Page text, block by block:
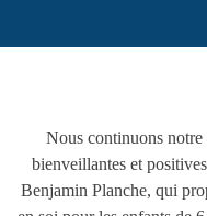
Nous continuons notre
bienveillantes et
Benjamin Planche, qui